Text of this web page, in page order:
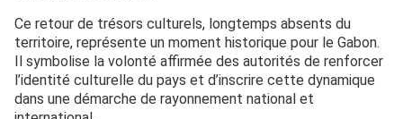
Ce retour de trésors culturels, longtemps absents du
territoire, représente un moment historique pour le Gabon.
Il symbolise la volonté affirmée des autorités de renforcer
l’identité culturelle du pays et d’inscrire cette dynamique
dans une démarche de rayonnement national et